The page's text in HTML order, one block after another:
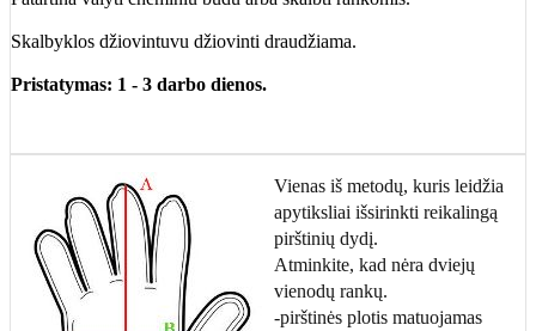
Skalbyklos džiovintuvu džiovinti draudžiama.
Pristatymas: 1 - 3 darbo dienos.
Vienas iš metodų, kuris leidžia
apytiksliai išsirinkti reikalingą
pirštinių dydį.
Atminkite, kad nėra dviejų
vienodų rankų.
-pirštinės plotis matuojamas